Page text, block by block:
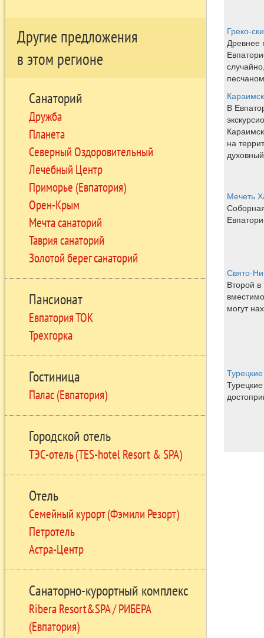
Другие предложения
в этом регионе
Санаторий
Дружба
Планета
Северный Оздоровительный
Лечебный Центр
Приморье (Евпатория)
Орен-Крым
Мечта санаторий
Таврия санаторий
Золотой берег санаторий
Пансионат
Евпатория ТОК
Трехгорка
Гостиница
Палас (Евпатория)
Городской отель
ТЭС-отель (TES-hotel Resort & SPA)
Отель
Семейный курорт (Фэмили Резорт)
Петротель
Астра-Центр
Санаторно-курортный комплекс
Ribera Resort&SPA / РИБЕРА
(Евпатория)
Греко-
Древнее
В
на
Мечеть
Свято-
Второй
могут